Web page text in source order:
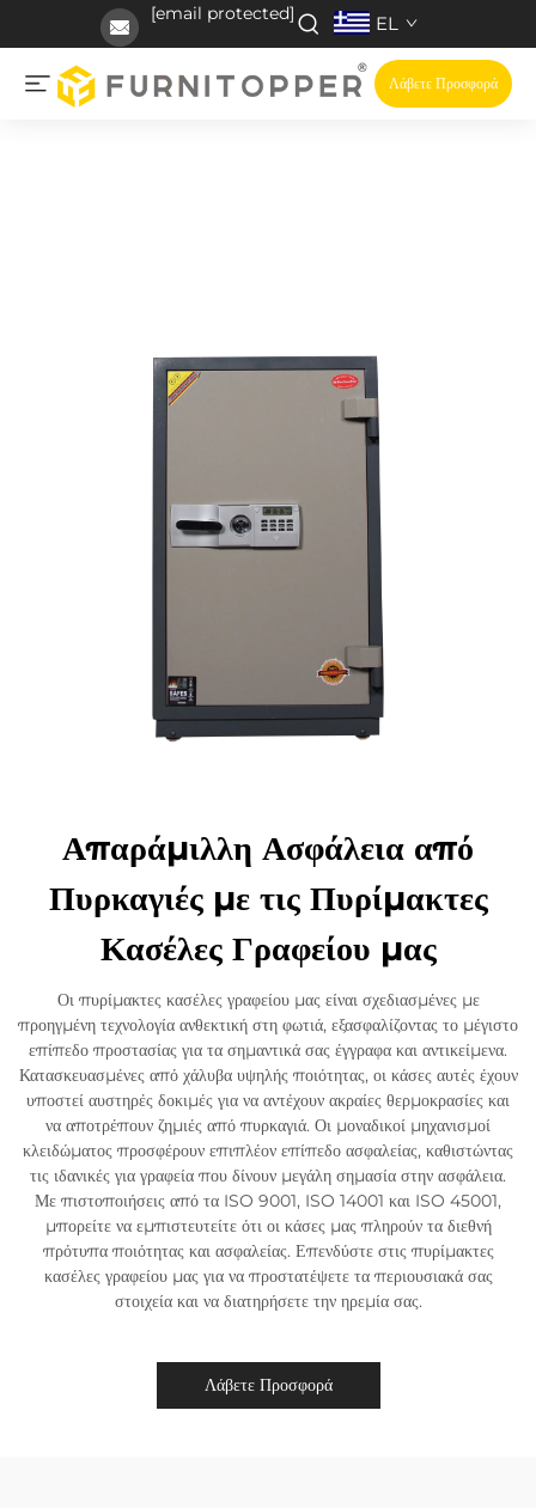
[email protected] EL
Λάβετε Προσφορά
Απαράμιλλη Ασφάλεια από
Πυρκαγιές με τις Πυρίμακτες
Κασέλες Γραφείου μας
Οι πυρίμακτες κασέλες γραφείου μας είναι σχεδιασμένες με
προηγμένη τεχνολογία ανθεκτική στη φωτιά, εξασφαλίζοντας το μέγιστο
επίπεδο προστασίας για τα σημαντικά σας έγγραφα και αντικείμενα.
Κατασκευασμένες από χάλυβα υψηλής ποιότητας, οι κάσες αυτές έχουν
υποστεί αυστηρές δοκιμές για να αντέχουν ακραίες θερμοκρασίες και
να αποτρέπουν ζημιές από πυρκαγιά. Οι μοναδικοί μηχανισμοί
κλειδώματος προσφέρουν επιπλέον επίπεδο ασφαλείας, καθιστώντας
τις ιδανικές για γραφεία που δίνουν μεγάλη σημασία στην ασφάλεια.
Με πιστοποιήσεις από τα ISO 9001, ISO 14001 και ISO 45001,
μπορείτε να εμπιστευτείτε ότι οι κάσες μας πληρούν τα διεθνή
πρότυπα ποιότητας και ασφαλείας. Επενδύστε στις πυρίμακτες
κασέλες γραφείου μας για να προστατέψετε τα περιουσιακά σας
στοιχεία και να διατηρήσετε την ηρεμία σας.
Λάβετε Προσφορά